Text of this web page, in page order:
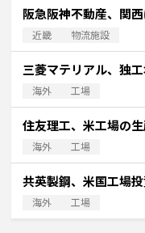
阪急阪神不動産、関
近畿 物流施設
三菱マテリアル、独
海外 工場
住友理工、米工場の
海外 工場
共英製鋼、米国工場
海外 工場